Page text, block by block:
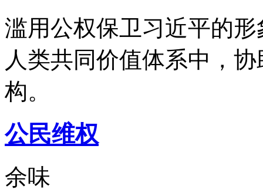
滥用公权保卫习近平的
人类共同价值体系中，
构。
公民维权
余味